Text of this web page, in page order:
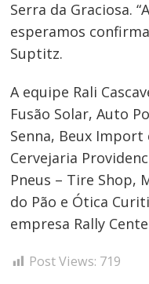
Serra da Graciosa.
esperamos
Suptitz.
A equipe Rali
Fusão Solar, Auto
Senna, Beux
Cervejaria
Pneus – Tire Shop,
do Pão e Ótica
empresa Rally
Post Views: 719